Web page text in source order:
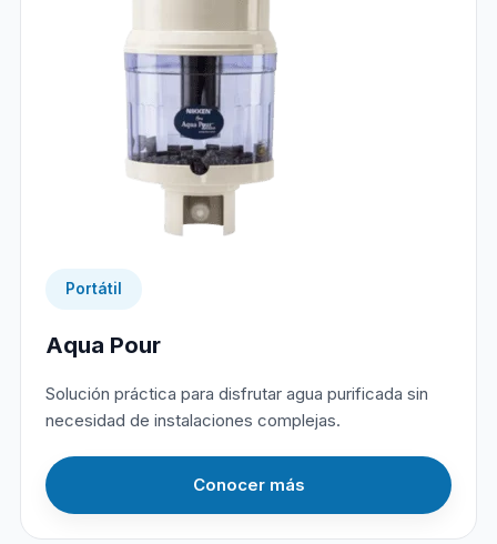
Portátil
Aqua Pour
Solución práctica para disfrutar agua purificada sin
necesidad de instalaciones complejas.
Conocer más